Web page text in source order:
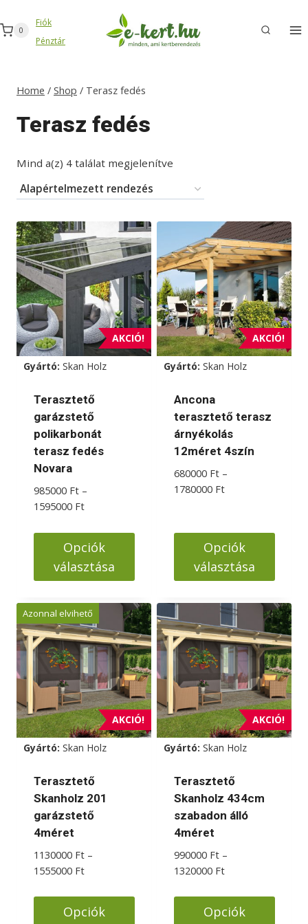
to
content
0
Fiók
Pénztár
Home / Shop / Terasz fedés
Terasz fedés
Mind a(z) 4 találat megjelenítve
AKCIÓ!
Gyártó: Skan Holz
Terasztető
garázstető
polikarbonát
terasz fedés
Novara
985000 Ft –
1595000 FtÁrtartomány:
-
1595000 Ft
Opciók
választása
a
terméknek
több
variációja
van.
változatok
a
termékoldalon
választhatók
ki
AKCIÓ!
Gyártó: Skan Holz
Ancona
terasztető terasz
árnyékolás
12méret 4szín
680000 Ft –
1780000 FtÁrtartomány:
1780000 Ft
Opciók
választása
a
terméknek
több
variációja
van.
változatok
a
termékoldalon
választhatók
ki
AKCIÓ!
Azonnal elvihető
Gyártó: Skan Holz
Terasztető
Skanholz 201
garázstető
4méret
1130000 Ft –
1555000 FtÁrtartomány:
-
1555000 Ft
Opciók
AKCIÓ!
Gyártó: Skan Holz
Terasztető
Skanholz 434cm
szabadon álló
4méret
990000 Ft –
1320000 FtÁrtartomány:
-
1320000 Ft
Opciók